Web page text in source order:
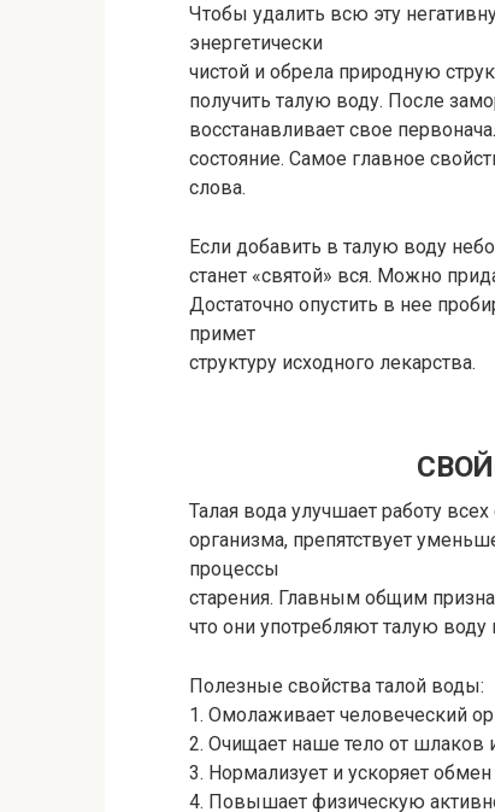
Чтобы удалить всю эту
энергетически
чистой и обрела природную
получить талую воду. После
восстанавливает свое
состояние. Самое главное
слова.
Если добавить в талую воду
станет «святой» вся. Можно
Достаточно опустить в нее
примет
структуру исходного лекарства.
Талая вода улучшает работу
организма, препятствует
процессы
старения. Главным общим
что они употребляют талую
Полезные свойства талой воды:
1. Омолаживает человеческий
2. Очищает наше тело от шлаков
3. Нормализует и ускоряет
4. Повышает физическую